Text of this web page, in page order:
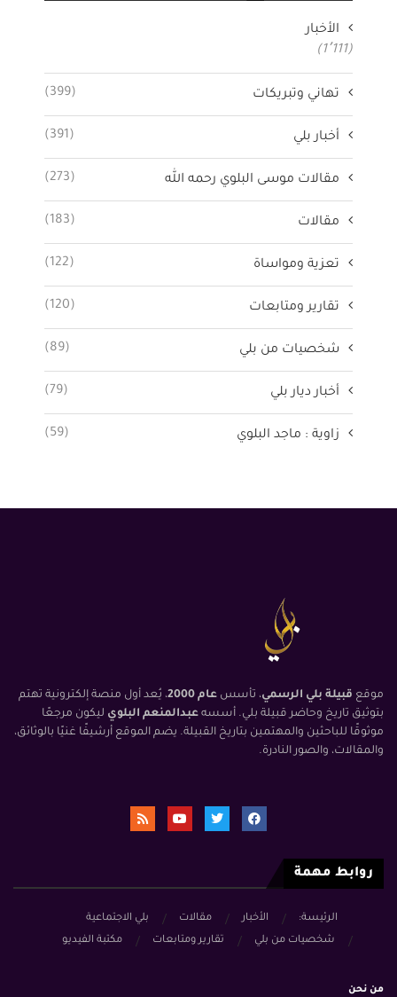
الأخبار
(1٬111)
تهاني وتبريكات (399)
أخبار بلي (391)
مقالات موسى البلوي رحمه الله (273)
مقالات (183)
تعزية ومواساة (122)
تقارير ومتابعات (120)
شخصيات من بلي (89)
أخبار ديار بلي (79)
زاوية : ماجد البلوي (59)
موقع قبيلة بلي الرسمي، تأسس عام 2000
، يُعد أول منصة إلكترونية تهتم
بتوثيق تاريخ وحاضر قبيلة بلي. أسسه عبدالمنعم البلوي ليكون مرجعًا
موثوقًا للباحثين والمهتمين بتاريخ القبيلة. يضم الموقع أرشيفًا غنيًا بالوثائق،
والمقالات، والصور النادرة.
روابط مهمة
الرئيسة: الأخبار مقالات
بلي الاجتماعية
شخصيات من بلي
تقارير ومتابعات مكتبة الفيديو
من نحن